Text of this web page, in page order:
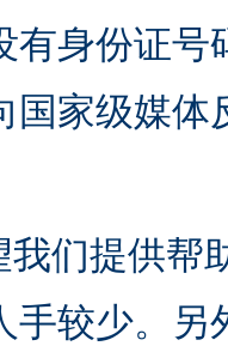
有身份证
国家级媒
我们提供帮
手较少。